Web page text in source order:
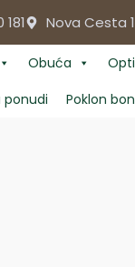
Nova Cesta
Obuća
ponudi Poklon bon